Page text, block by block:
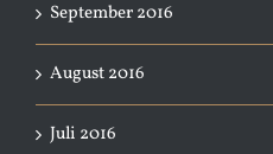
September 2016
August 2016
Juli 2016